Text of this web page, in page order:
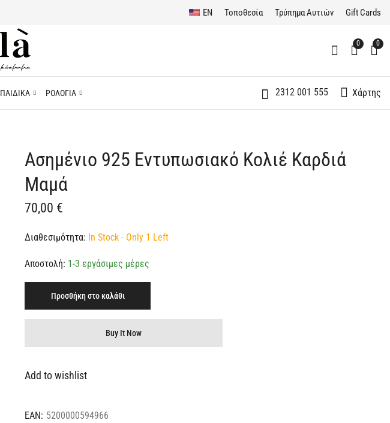
EN Τοποθεσία Τρύπημα Αυτιών Gift Cards
0 0
ΠΑΙΔΙΚΑ ΡΟΛΟΓΙΑ 2312 001 555 Χάρτης
Ασημένιο 925
Μενταγιόν Eleftheriou
Ασημένιο 925
Εντυπωσιακό Κολιέ
Ασημένιο 925 Εντυπωσιακό Κολιέ Καρδιά
Μαμά
70,00 €
Διαθεσιμότητα: In Stock - Only 1 Left
Αποστολή: 1-3 εργάσιμες μέρες
Προσθήκη στο καλάθι
Buy It Now
Add to wishlist
EAN: 5200000594966